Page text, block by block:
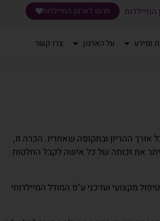
המיילדות תרמו לארגון המיילדות
ומידע על הארגון צרו קשר
אורך ההריון ובתקופה שאחריו. הכרה זו,
את זכותה של כל אישה לקבל החלטות
מקצועי ועדכני ע"פ המודל המיילדותי